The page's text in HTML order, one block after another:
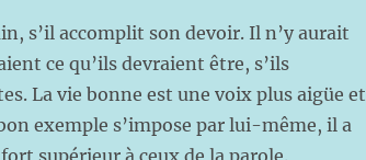
s’il accomplit son devoir. Il n’y aurait
ce qu’ils devraient être, s’ils
La vie bonne est une voix plus aigüe et
exemple s’impose par lui-même, il a
supérieur à ceux de la parole.